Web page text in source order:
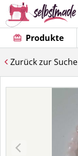
Produkte
Zurück zur Suche